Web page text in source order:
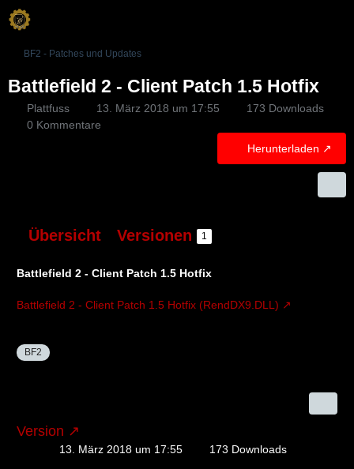
BF2 - Patches und Updates
Battlefield 2 - Client Patch 1.5 Hotfix
Plattfuss 13. März 2018 um 17:55
173 Downloads
0 Kommentare
Herunterladen
Übersicht Versionen 1
Battlefield 2 - Client Patch 1.5 Hotfix
Battlefield 2 - Client Patch 1.5 Hotfix (RendDX9.DLL)
BF2
Version
13. März 2018 um 17:55 173 Downloads